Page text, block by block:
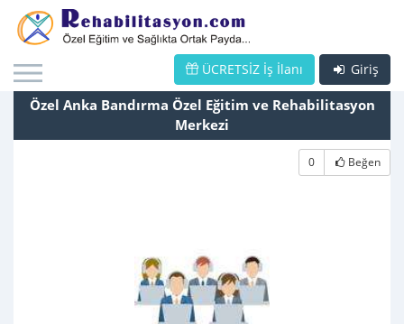
Giriş
ÜCRETSİZ İş İlanı
Özel Anka Bandırma Özel Eğitim ve Rehabilitasyon
Merkezi
0 Beğen